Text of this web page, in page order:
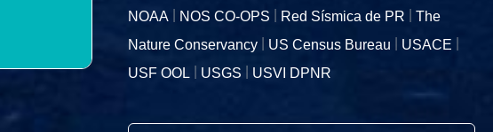
NOAA
NOS CO-OPS Red Sísmica de PR
The
Nature Conservancy
US Census Bureau
USACE
USF OOL
USGS USVI DPNR